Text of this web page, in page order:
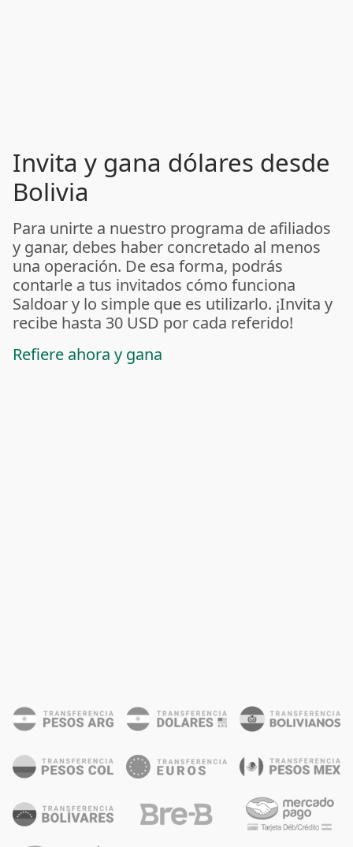
Invita y gana dólares desde
Bolivia
Para unirte a nuestro programa de afiliados
y ganar, debes haber concretado al menos
una operación. De esa forma, podrás
contarle a tus invitados cómo funciona
Saldoar y lo simple que es utilizarlo. ¡Invita y
recibe hasta 30 USD por cada referido!
Refiere ahora y gana